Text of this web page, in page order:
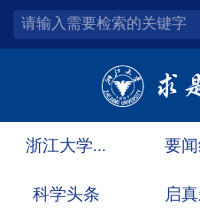
浙江大学... 要
科学头条 启